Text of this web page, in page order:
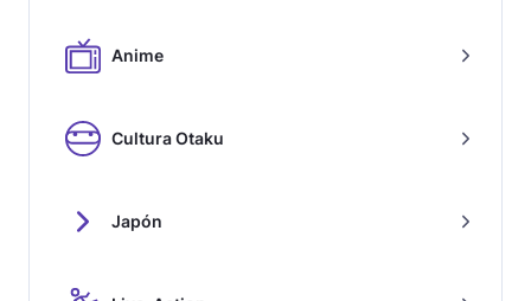
Anime
Cultura Otaku
Japón